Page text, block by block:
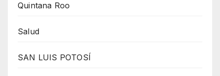
Quintana Roo
Salud
SAN LUIS POTOSÍ